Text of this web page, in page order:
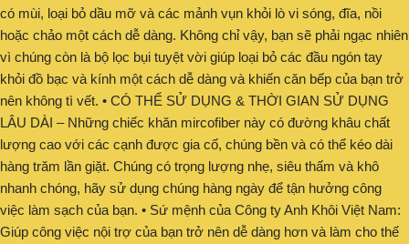
có mùi, loại bỏ dầu mỡ và các mảnh vụn khỏi lò vi sóng, đĩa, nồi
hoặc chảo một cách dễ dàng. Không chỉ vậy, bạn sẽ phải ngạc nhiên
vì chúng còn là bộ lọc bụi tuyệt vời giúp loại bỏ các đầu ngón tay
khỏi đồ bạc và kính một cách dễ dàng và khiến căn bếp của bạn trở
nên không tì vết. • CÓ THỂ SỬ DỤNG & THỜI GIAN SỬ DỤNG
LÂU DÀI – Những chiếc khăn mircofiber này có đường khâu chất
lượng cao với các cạnh được gia cố, chúng bền và có thể kéo dài
hàng trăm lần giặt. Chúng có trọng lượng nhẹ, siêu thấm và khô
nhanh chóng, hãy sử dụng chúng hàng ngày để tận hưởng công
việc làm sạch của bạn. • Sứ mệnh của Công ty Anh Khôi Việt Nam:
Giúp công việc nội trợ của bạn trở nên dễ dàng hơn và làm cho thế